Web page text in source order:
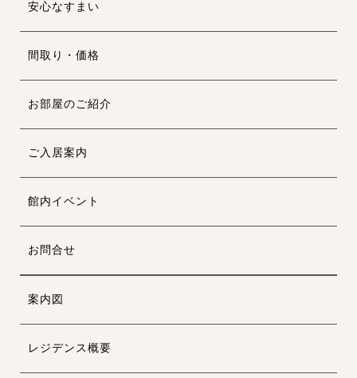
安心なすまい
間取り・価格
お部屋のご紹介
ご入居案内
館内イベント
お問合せ
案内図
レジデンス概要